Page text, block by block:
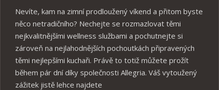
Nevíte, kam na zimní prodloužený víkend a přitom byste
něco netradičního? Nechejte se rozmazlovat těmi
nejkvalitnějšími wellness službami a pochutnejte si
zároveň na nejlahodnějších pochoutkách připravených
těmi nejlepšími kuchaři. Právě to totiž můžete prožít
během pár dní díky společnosti Allegria. Váš vytoužený
zážitek jistě lehce najdete